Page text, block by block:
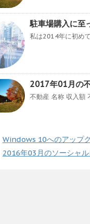
駐車場購入に至
私は2014年に初め
2017年01月の
不動産 名称 収入額
Windows 10へのアップ
2016年03月のソーシャ